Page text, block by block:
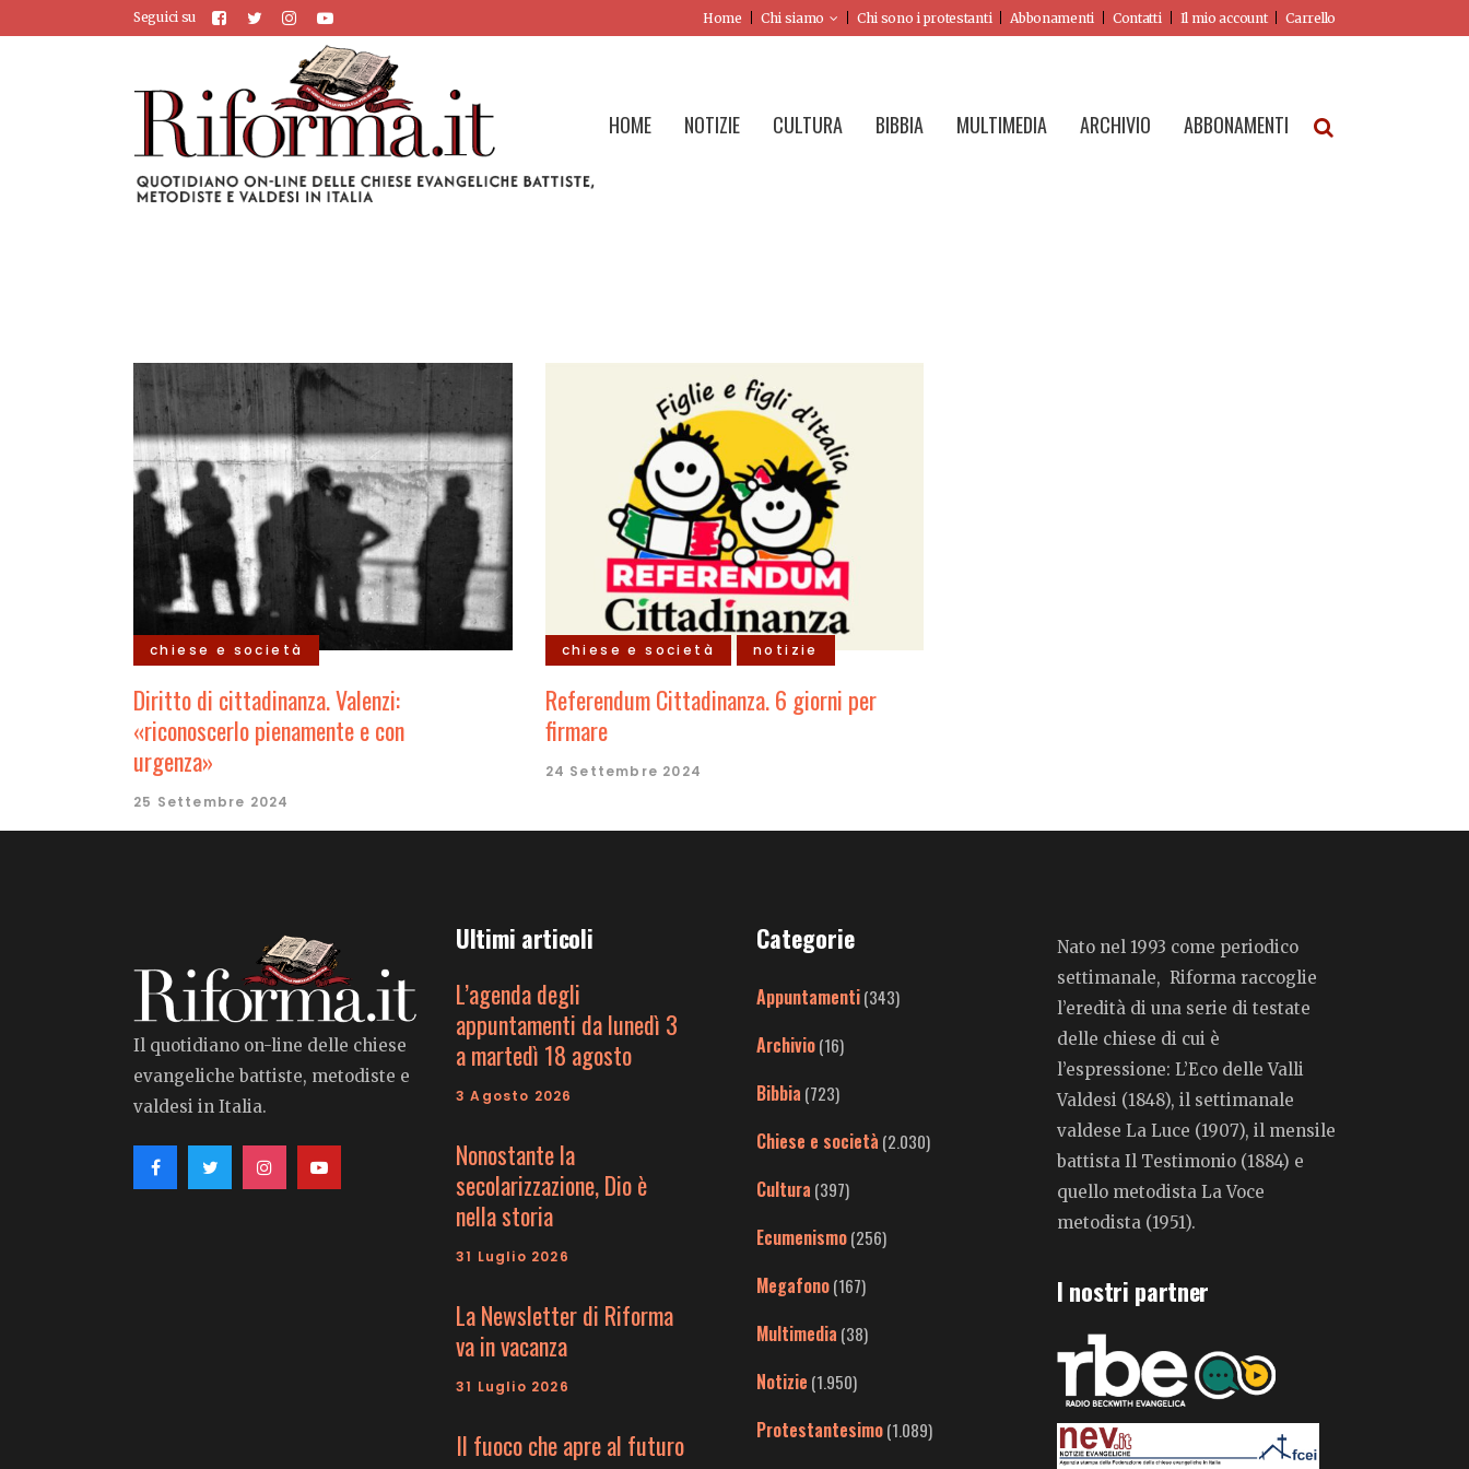
Seguici su Home Chi siamo Chi sono i protestanti Abbonamenti Contatti Il mio account Carrello
HOME NOTIZIE CULTURA BIBBIA MULTIMEDIA ARCHIVIO ABBONAMENTI
chiese e società
Diritto di cittadinanza. Valenzi:
«riconoscerlo pienamente e con
urgenza»
25 Settembre 2024
chiese e società notizie
Referendum Cittadinanza. 6 giorni per
firmare
24 Settembre 2024
Il quotidiano on-line delle chiese
evangeliche battiste, metodiste e
valdesi in Italia.
Ultimi articoli
L’agenda degli
appuntamenti da lunedì 3
a martedì 18 agosto
3 Agosto 2026
Nonostante la
secolarizzazione, Dio è
nella storia
31 Luglio 2026
La Newsletter di Riforma
va in vacanza
31 Luglio 2026
Il fuoco che apre al futuro
Categorie
Appuntamenti(343)
Archivio(16)
Bibbia (723)
Chiese e società (2.030)
Cultura (397)
Ecumenismo(256)
Megafono(167)
Multimedia (38)
Notizie (1.950)
Protestantesimo(1.089)
Nato nel 1993 come periodico
settimanale, Riforma raccoglie
l’eredità di una serie di testate
delle chiese di cui è
l’espressione: L’Eco delle Valli
Valdesi (1848), il settimanale
valdese La Luce (1907), il mensile
battista Il Testimonio (1884) e
quello metodista La Voce
metodista (1951).
I nostri partner